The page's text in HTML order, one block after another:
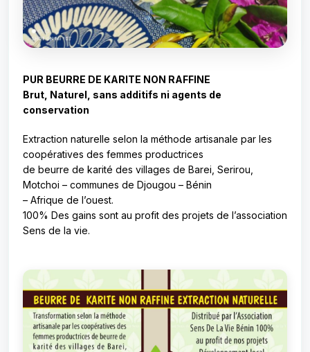
PUR BEURRE DE KARITE NON RAFFINE
Brut, Naturel, sans additifs ni agents de
conservation
Extraction naturelle selon la méthode artisanale par les
coopératives des femmes productrices
de beurre de karité des villages de Barei, Serirou,
Motchoi – communes de Djougou – Bénin
– Afrique de l’ouest.
100% Des gains sont au profit des projets de l’association
Sens de la vie.